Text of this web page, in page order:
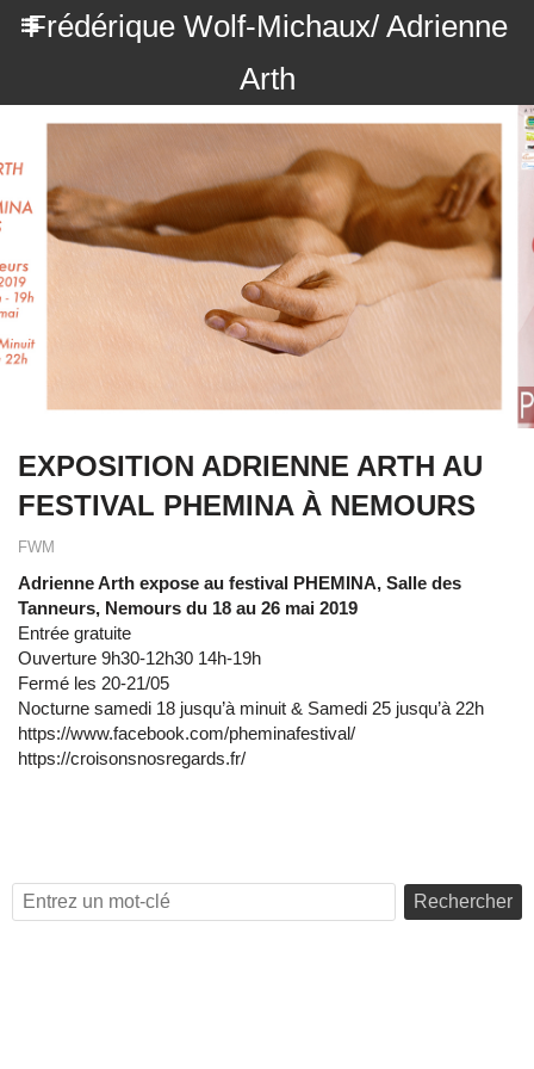
Frédérique Wolf-Michaux/ Adrienne
Arth
EXPOSITION ADRIENNE ARTH AU
FESTIVAL PHEMINA À NEMOURS
FWM
Adrienne Arth expose au festival PHEMINA, Salle des
Tanneurs, Nemours du 18 au 26 mai 2019
Entrée gratuite
Ouverture 9h30-12h30 14h-19h
Fermé les 20-21/05
Nocturne samedi 18 jusqu’à minuit & Samedi 25 jusqu’à 22h
https://www.facebook.com/pheminafestival/
https://croisonsnosregards.fr/
Rechercher